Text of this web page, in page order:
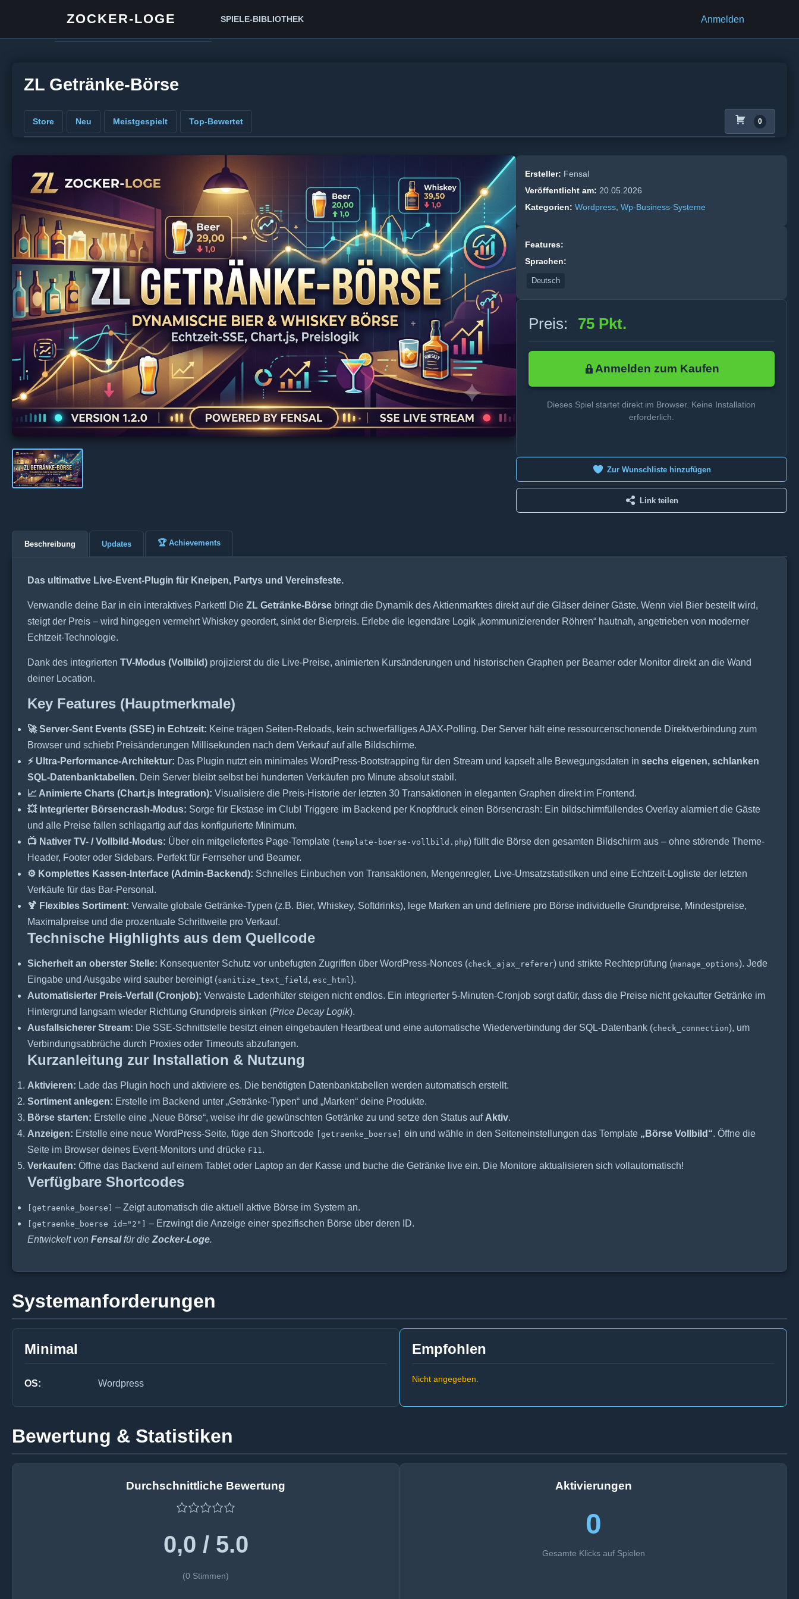
ZOCKER-LOGE SPIELE-BIBLIOTHEK Anmelden
ZL Getränke-Börse
Store Neu Meistgespielt Top-Bewertet 0
Ersteller: Fensal
Veröffentlicht am: 20.05.2026
Kategorien: Wordpress, Wp-Business‑Systeme
Features:
Sprachen:
Deutsch
Preis: 75 Pkt.
Anmelden zum Kaufen
Dieses Spiel startet direkt im Browser. Keine Installation
erforderlich.
Zur Wunschliste hinzufügen
Link teilen
Beschreibung Updates 🏆 Achievements
Das ultimative Live-Event-Plugin für Kneipen, Partys und Vereinsfeste.
Verwandle deine Bar in ein interaktives Parkett! Die ZL Getränke-Börse bringt die Dynamik des Aktienmarktes direkt auf die Gläser deiner Gäste. Wenn viel Bier bestellt wird,
steigt der Preis – wird hingegen vermehrt Whiskey geordert, sinkt der Bierpreis. Erlebe die legendäre Logik „kommunizierender Röhren“ hautnah, angetrieben von moderner
Echtzeit-Technologie.
Dank des integrierten TV-Modus (Vollbild) projizierst du die Live-Preise, animierten Kursänderungen und historischen Graphen per Beamer oder Monitor direkt an die Wand
deiner Location.
Key Features (Hauptmerkmale)
🚀 Server-Sent Events (SSE) in Echtzeit: Keine trägen Seiten-Reloads, kein schwerfälliges AJAX-Polling. Der Server hält eine ressourcenschonende Direktverbindung zum
Browser und schiebt Preisänderungen Millisekunden nach dem Verkauf auf alle Bildschirme.
⚡ Ultra-Performance-Architektur: Das Plugin nutzt ein minimales WordPress-Bootstrapping für den Stream und kapselt alle Bewegungsdaten in sechs eigenen, schlanken
SQL-Datenbanktabellen. Dein Server bleibt selbst bei hunderten Verkäufen pro Minute absolut stabil.
📈 Animierte Charts (Chart.js Integration): Visualisiere die Preis-Historie der letzten 30 Transaktionen in eleganten Graphen direkt im Frontend.
💥 Integrierter Börsencrash-Modus: Sorge für Ekstase im Club! Triggere im Backend per Knopfdruck einen Börsencrash: Ein bildschirmfüllendes Overlay alarmiert die Gäste
und alle Preise fallen schlagartig auf das konfigurierte Minimum.
📺 Nativer TV- / Vollbild-Modus: Über ein mitgeliefertes Page-Template (template-boerse-vollbild.php) füllt die Börse den gesamten Bildschirm aus – ohne störende Theme-
Header, Footer oder Sidebars. Perfekt für Fernseher und Beamer.
⚙ Komplettes Kassen-Interface (Admin-Backend): Schnelles Einbuchen von Transaktionen, Mengenregler, Live-Umsatzstatistiken und eine Echtzeit-Logliste der letzten
Verkäufe für das Bar-Personal.
🍹 Flexibles Sortiment: Verwalte globale Getränke-Typen (z.B. Bier, Whiskey, Softdrinks), lege Marken an und definiere pro Börse individuelle Grundpreise, Mindestpreise,
Maximalpreise und die prozentuale Schrittweite pro Verkauf.
Technische Highlights aus dem Quellcode
Sicherheit an oberster Stelle: Konsequenter Schutz vor unbefugten Zugriffen über WordPress-Nonces (check_ajax_referer) und strikte Rechteprüfung (manage_options). Jede
Eingabe und Ausgabe wird sauber bereinigt (sanitize_text_field , esc_html).
Automatisierter Preis-Verfall (Cronjob): Verwaiste Ladenhüter steigen nicht endlos. Ein integrierter 5-Minuten-Cronjob sorgt dafür, dass die Preise nicht gekaufter Getränke im
Hintergrund langsam wieder Richtung Grundpreis sinken (Price Decay Logik).
Ausfallsicherer Stream: Die SSE-Schnittstelle besitzt einen eingebauten Heartbeat und eine automatische Wiederverbindung der SQL-Datenbank (check_connection), um
Verbindungsabbrüche durch Proxies oder Timeouts abzufangen.
Kurzanleitung zur Installation & Nutzung
Aktivieren: Lade das Plugin hoch und aktiviere es. Die benötigten Datenbanktabellen werden automatisch erstellt.
Sortiment anlegen: Erstelle im Backend unter „Getränke-Typen“ und „Marken“ deine Produkte.
Börse starten: Erstelle eine „Neue Börse“, weise ihr die gewünschten Getränke zu und setze den Status auf Aktiv.
Anzeigen: Erstelle eine neue WordPress-Seite, füge den Shortcode [getraenke_boerse] ein und wähle in den Seiteneinstellungen das Template „Börse Vollbild“. Öffne die
Seite im Browser deines Event-Monitors und drücke F11.
Verkaufen: Öffne das Backend auf einem Tablet oder Laptop an der Kasse und buche die Getränke live ein. Die Monitore aktualisieren sich vollautomatisch!
Verfügbare Shortcodes
[getraenke_boerse] – Zeigt automatisch die aktuell aktive Börse im System an.
[getraenke_boerse id="2"]
– Erzwingt die Anzeige einer spezifischen Börse über deren ID.
Entwickelt von Fensalfür die Zocker-Loge.
Systemanforderungen
Minimal
OS: Wordpress
Empfohlen
Nicht angegeben.
Bewertung & Statistiken
Durchschnittliche Bewertung
0,0 / 5.0
(0 Stimmen)
Aktivierungen
0
Gesamte Klicks auf Spielen